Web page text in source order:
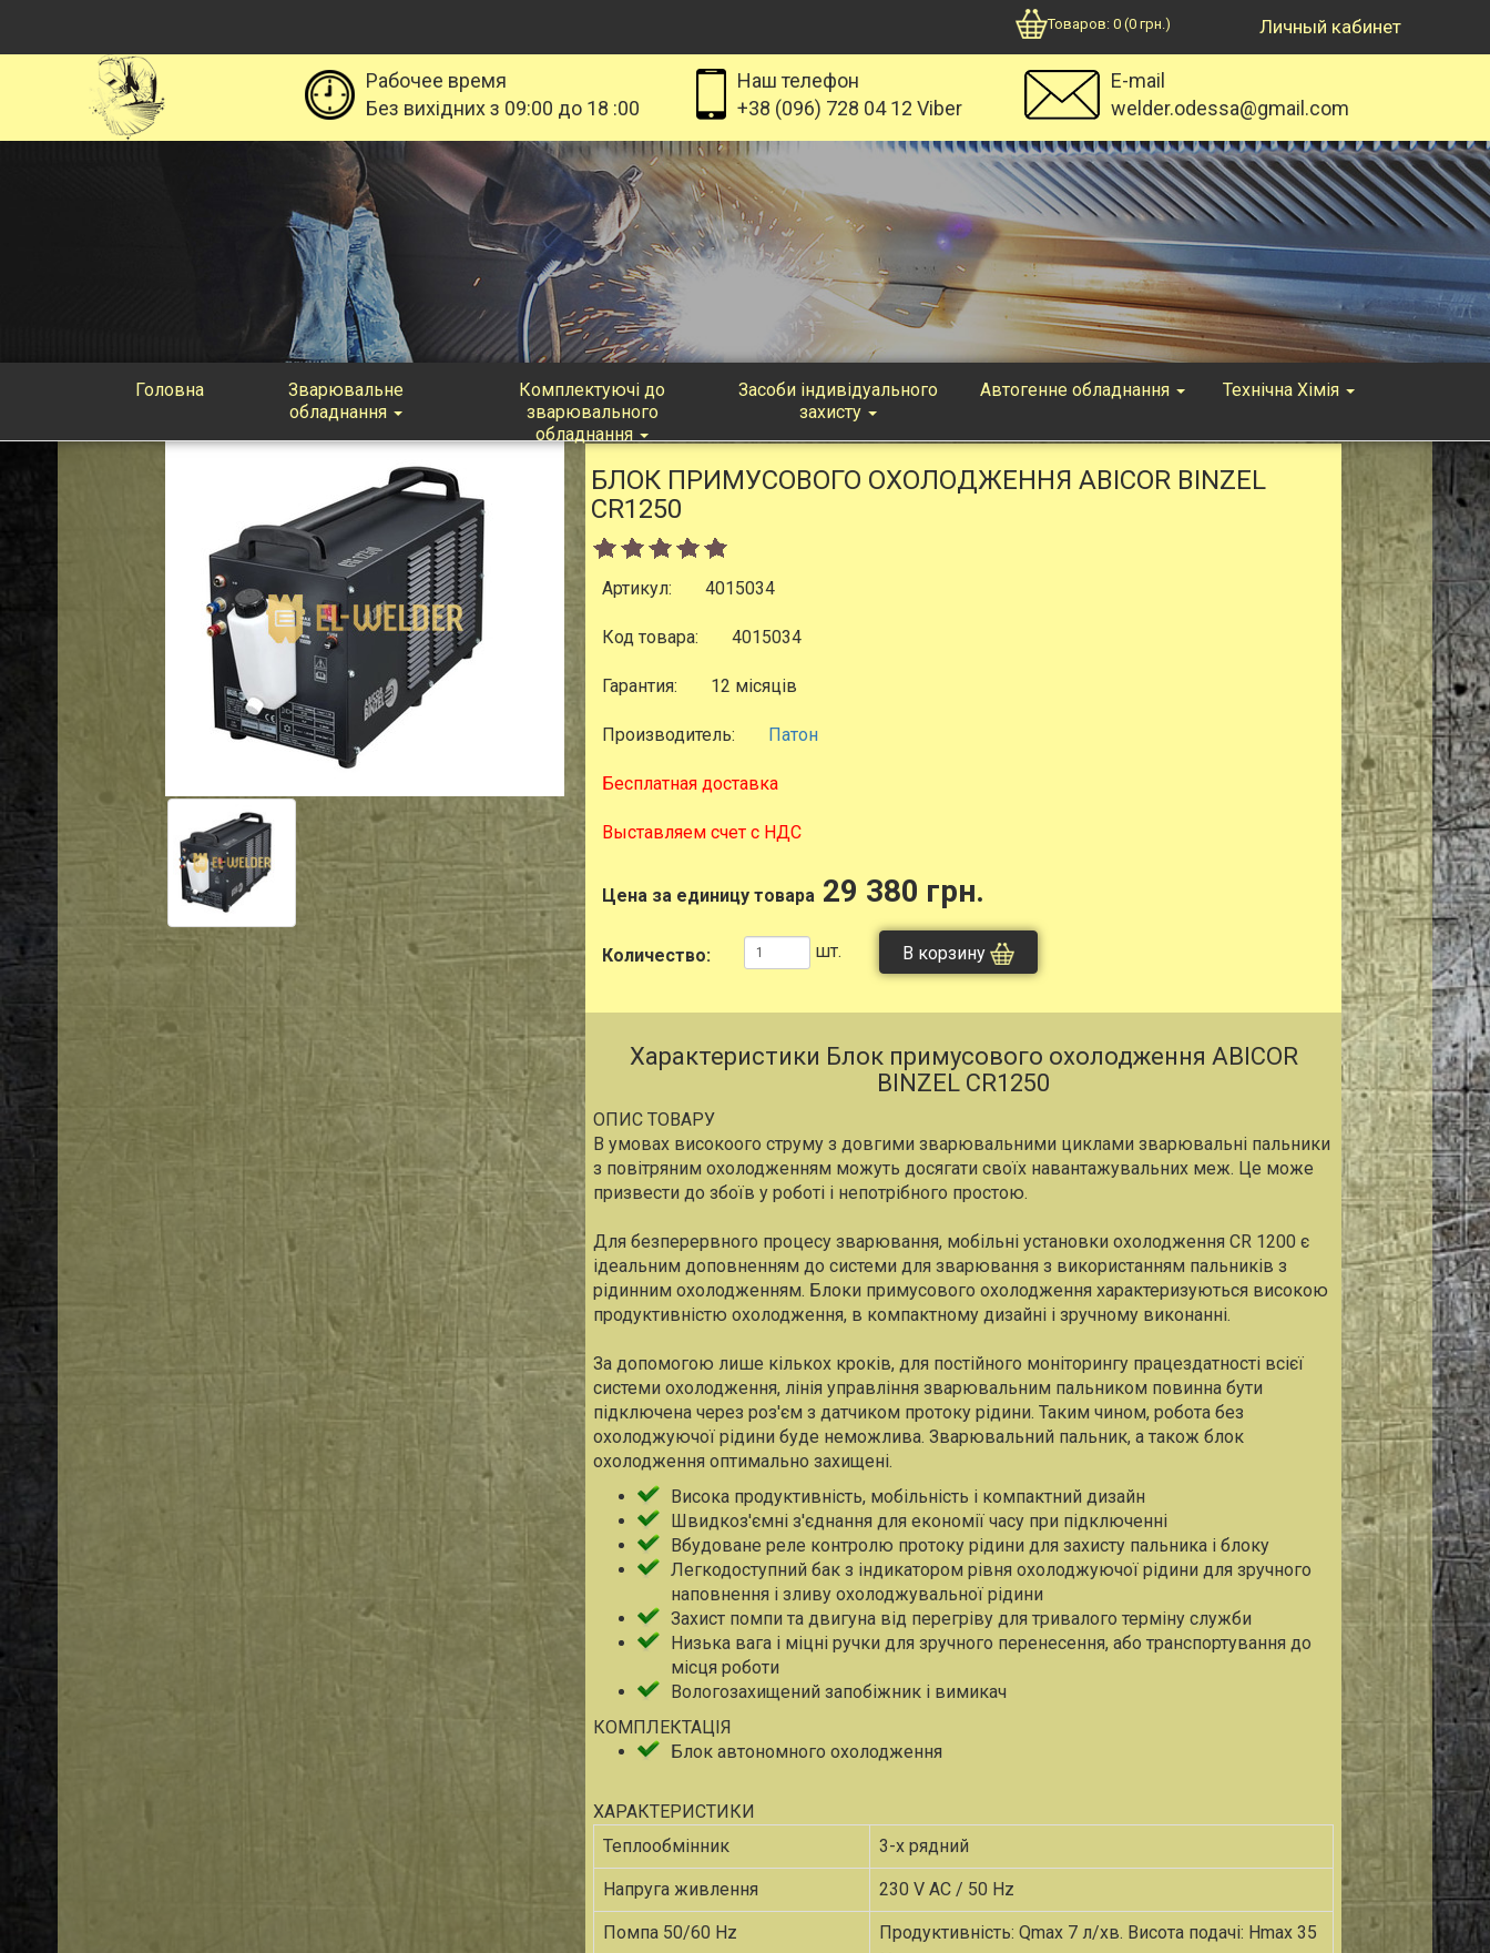
Личный кабинет
Товаров: 0 (0 грн.)
Рабочее время
Без вихідних з 09:00 до 18 :00
Наш телефон
+38 (096) 728 04 12 Viber
E-mail
welder.odessa@gmail.com
Головна
Зварювальне
обладнання
Комплектуючі до
зварювального
обладнання
Засоби індивідуального
захисту
Автогенне обладнання Технічна Хімія
БЛОК ПРИМУСОВОГО ОХОЛОДЖЕННЯ ABICOR BINZEL
CR1250
Артикул: 4015034
Код товара: 4015034
Гарантия: 12 місяців
Производитель: Патон
Бесплатная доставка
Выставляем счет с НДС
Цена за единицу товара 29 380 грн.
Количество: шт. В корзину
Характеристики Блок примусового охолодження ABICOR
BINZEL CR1250
ОПИС ТОВАРУ
В умовах високоого струму з довгими зварювальними циклами зварювальні пальники
з повітряним охолодженням можуть досягати своїх навантажувальних меж. Це може
призвести до збоїв у роботі і непотрібного простою.
Для безперервного процесу зварювання, мобільні установки охолодження CR 1200 є
ідеальним доповненням до системи для зварювання з використанням пальників з
рідинним охолодженням. Блоки примусового охолодження характеризуються високою
продуктивністю охолодження, в компактному дизайні і зручному виконанні.
За допомогою лише кількох кроків, для постійного моніторингу працездатності всієї
системи охолодження, лінія управління зварювальним пальником повинна бути
підключена через роз'єм з датчиком протоку рідини. Таким чином, робота без
охолоджуючої рідини буде неможлива. Зварювальний пальник, а також блок
охолодження оптимально захищені.
Висока продуктивність, мобільність і компактний дизайн
Швидкоз'ємні з'єднання для економії часу при підключенні
Вбудоване реле контролю протоку рідини для захисту пальника і блоку
Легкодоступний бак з індикатором рівня охолоджуючої рідини для зручного
наповнення і зливу охолоджувальної рідини
Захист помпи та двигуна від перегріву для тривалого терміну служби
Низька вага і міцні ручки для зручного перенесення, або транспортування до
місця роботи
Вологозахищений запобіжник і вимикач
КОМПЛЕКТАЦІЯ
Блок автономного охолодження
ХАРАКТЕРИСТИКИ
Теплообмінник
3-х рядний
Напруга живлення 230 V AC / 50 Hz
Помпа 50/60 Hz
Продуктивність: Qmax 7 л/хв. Висота подачі: Hmax 35